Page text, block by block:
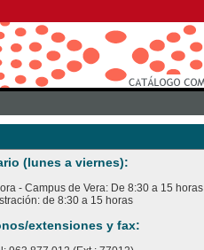
(lunes a viernes):
- Campus de Vera: De 8:30 a 15 horas
de 8:30 a 15 horas
extensiones y fax: